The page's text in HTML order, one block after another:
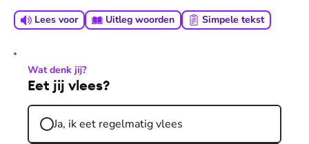
Lees voor Uitleg woorden Simpele tekst
Wat denk jij?
Eet jij vlees?
Ja, ik eet regelmatig vlees